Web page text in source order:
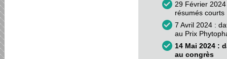
29 Février
résumés courts
7 Avril 2024 :
au Prix
14 Mai 2024 :
au congrès